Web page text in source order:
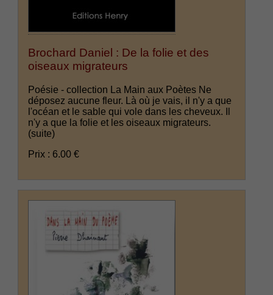
Brochard Daniel : De la folie et des
oiseaux migrateurs
Poésie - collection La Main aux Poètes Ne
déposez aucune fleur. Là où je vais, il n'y a que
l'océan et le sable qui vole dans les cheveux. Il
n'y a que la folie et les oiseaux migrateurs.
(suite)
Prix : 6.00 €